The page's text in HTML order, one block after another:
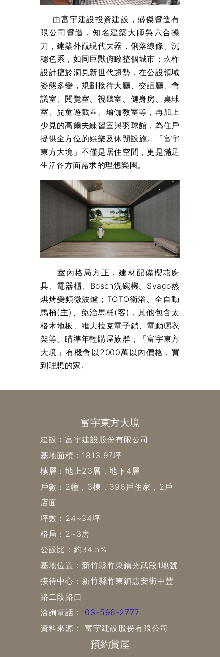
由富宇建設投資建設，盛傑營造有
限公司營造，知名建築大師吳六合操
刀，建築外觀現代大器，俐落線條、沉
穩色系，如同巨獸俯瞰整個城市；玖柞
設計擅於洞見新世代趨勢，在公設領域
姿態多變，規劃接待大廳、交誼廳、會
議室、閱覽室、視聽室、健身房、桌球
室、兒童遊戲區、瑜伽教室等，再加上
少見的高爾夫練習室與羽球館，為住戶
提供全方位的娛樂及休閒設施。「富宇
東方大境」不僅是居住空間，更是滿足
生活各方面需求的理想樂園。
室內格局方正，建材配備櫻花廚
具、電器櫃、Bosch洗碗機、Svago蒸
烘烤變頻微波爐；TOTO衛浴、全自動
馬桶(主)、免治馬桶(客)，其他包含太
格木地板、維夫拉克電子鎖、電動曬衣
架等。瞄準年輕購屋族群，「富宇東方
大境」有機會以2000萬以內價格，買
到理想的家。
富宇東方大境
建設：富宇建設股份有限公司
基地面積：1813.97坪
樓層：地上23層，地下4層
戶數：2幢，3棟，396戶住家，2戶
店面
坪數：24~34坪
格局：2~3房
公設比：約34.5%
基地位置：新竹縣竹東鎮光武段1地號
接待中心：新竹縣竹東鎮惠安街中豐
路二段路口
洽詢電話： 03-596-2777
資料來源： 富宇建設股份有限公司
預約賞屋